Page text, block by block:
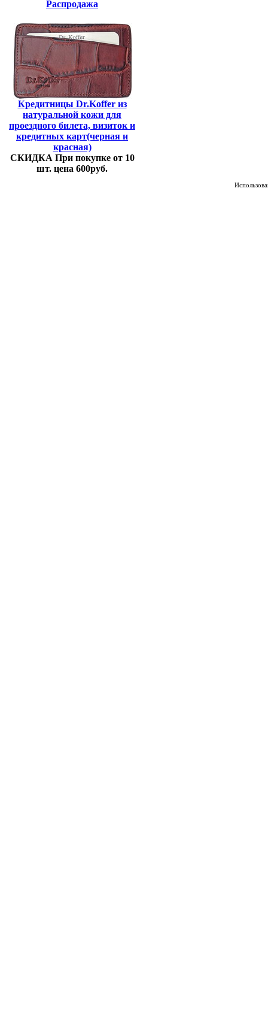
Распродажа
Кредитницы Dr.Koffer из
натуральной кожи для
проездного билета, визиток и
кредитных карт(черная и
красная)
СКИДКА При покупке от 10
шт. цена 600руб.